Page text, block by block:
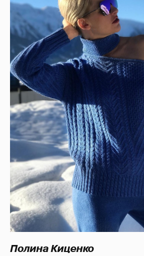
Полина Киценко